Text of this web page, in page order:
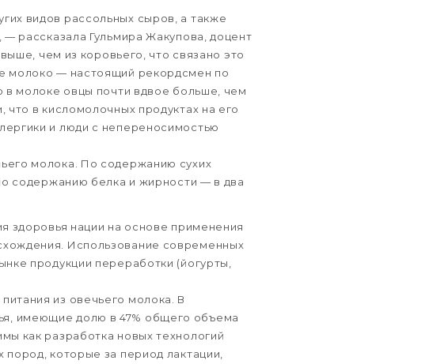
видов рассольных сыров, а также
рассказала Гульмира Жакупова, доцент
чем из коровьего, что связано это
молоко — настоящий рекордсмен по
в молоке овцы почти вдвое больше, чем
в кисломолочных продуктах на его
и люди с непереносимостью
молока. По содержанию сухих
содержанию белка и жирности — в два
здоровья нации на основе применения
Использование современных
продукции переработки (йогурты,
из овечьего молока. В
имеющие долю в 47% общего объема
как разработка новых технологий
которые за период лактации,